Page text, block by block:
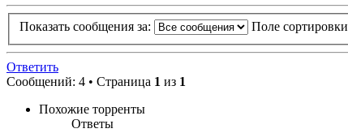
Показать сообщения за: Поле сортировки
Ответить
Сообщений: 4 • Страница 1 из 1
Похожие торренты
Ответы